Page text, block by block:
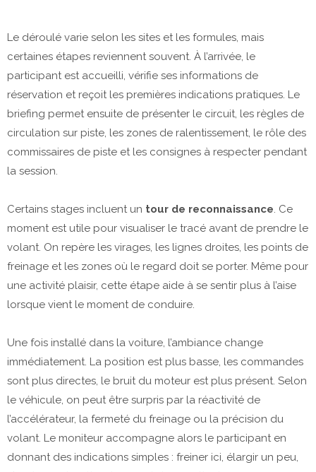
Le déroulé varie selon les sites et les formules, mais
certaines étapes reviennent souvent. À l’arrivée, le
participant est accueilli, vérifie ses informations de
réservation et reçoit les premières indications pratiques. Le
briefing permet ensuite de présenter le circuit, les règles de
circulation sur piste, les zones de ralentissement, le rôle des
commissaires de piste et les consignes à respecter pendant
la session.
Certains stages incluent un tour de reconnaissance. Ce
moment est utile pour visualiser le tracé avant de prendre le
volant. On repère les virages, les lignes droites, les points de
freinage et les zones où le regard doit se porter. Même pour
une activité plaisir, cette étape aide à se sentir plus à l’aise
lorsque vient le moment de conduire.
Une fois installé dans la voiture, l’ambiance change
immédiatement. La position est plus basse, les commandes
sont plus directes, le bruit du moteur est plus présent. Selon
le véhicule, on peut être surpris par la réactivité de
l’accélérateur, la fermeté du freinage ou la précision du
volant. Le moniteur accompagne alors le participant en
donnant des indications simples : freiner ici, élargir un peu,